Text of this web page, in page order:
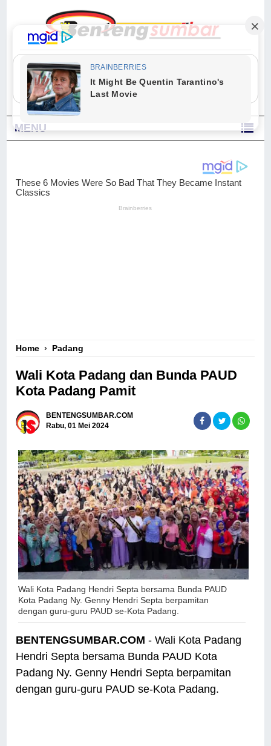
"Sesungguhnya Allah dan para malaikat-Nya berselawat untuk Nabi.
Wahai orang-orang yang beriman, berselawatlah kamu untuk Nabi dan
ucapkanlah salam dengan penuh penghormatan kepadanya." (Qs. Al
Ahzab Ayat 56)
MENU
Home › Padang
Wali Kota Padang dan Bunda PAUD
Kota Padang Pamit
BENTENGSUMBAR.COM
Rabu, 01 Mei 2024
Wali Kota Padang Hendri Septa bersama Bunda PAUD
Kota Padang Ny. Genny Hendri Septa berpamitan
dengan guru-guru PAUD se-Kota Padang.
BENTENGSUMBAR.COM - Wali Kota Padang
Hendri Septa bersama Bunda PAUD Kota
Padang Ny. Genny Hendri Septa berpamitan
dengan guru-guru PAUD se-Kota Padang.